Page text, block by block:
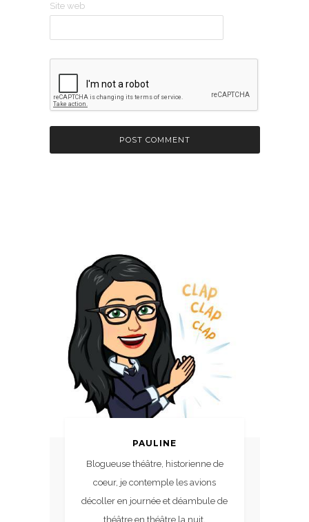
Site web
PAULINE
Blogueuse théâtre, historienne de
coeur, je contemple les avions
décoller en journée et déambule de
théâtre en théâtre la nuit.